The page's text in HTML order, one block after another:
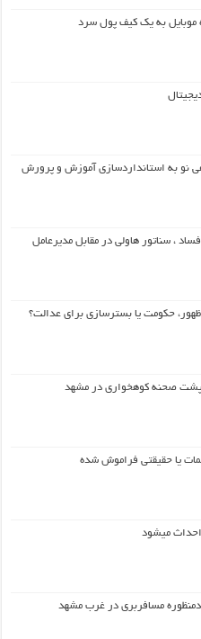
موبایل به یک کیف‌ پول سرد
نو به استانداردسازی آموزش و پرورش
، سناتور هاولی در مقابل مدیرعامل
حکومت یا بسترسازی برای عدالت؟
پشت صحنه کوهخواری در مشهد
یا حقیقتی فراموش شده
میشود
مسافربری در غرب مشهد